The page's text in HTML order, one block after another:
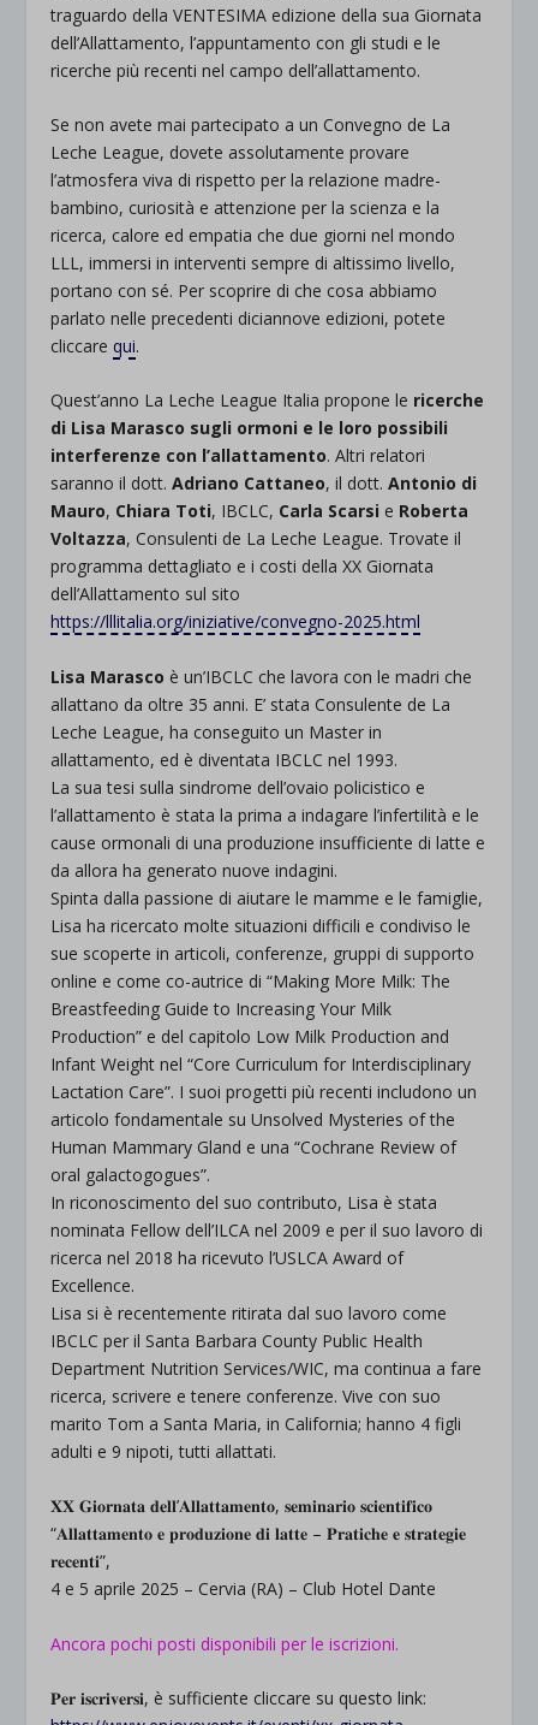
traguardo della VENTESIMA edizione della sua Giornata
dell’Allattamento, l’appuntamento con gli studi e le
ricerche più recenti nel campo dell’allattamento.
Se non avete mai partecipato a un Convegno de La
Leche League, dovete assolutamente provare
l’atmosfera viva di rispetto per la relazione madre-
bambino, curiosità e attenzione per la scienza e la
ricerca, calore ed empatia che due giorni nel mondo
LLL, immersi in interventi sempre di altissimo livello,
portano con sé. Per scoprire di che cosa abbiamo
parlato nelle precedenti diciannove edizioni, potete
cliccarequi.
Quest’anno La Leche League Italia propone le ricerche
di Lisa Marasco sugli ormoni e le loro possibili
interferenze con l’allattamento. Altri relatori
saranno il dott.Adriano Cattaneo, il dott.Antonio di
Mauro, Chiara Toti, IBCLC, Carla Scarsi e Roberta
Voltazza, Consulenti de La Leche League. Trovate il
programma dettagliato e i costi della XX Giornata
dell’Allattamento sul sito
https://lllitalia.org/iniziative/convegno-2025.html
Lisa Marasco è un’IBCLC che lavora con le madri che
allattano da oltre 35 anni. E’ stata Consulente de La
Leche League, ha conseguito un Master in
allattamento, ed è diventata IBCLC nel 1993.
La sua tesi sulla sindrome dell’ovaio policistico e
l’allattamento è stata la prima a indagare l’infertilità e le
cause ormonali di una produzione insufficiente di latte e
da allora ha generato nuove indagini.
Spinta dalla passione di aiutare le mamme e le famiglie,
Lisa ha ricercato molte situazioni difficili e condiviso le
sue scoperte in articoli, conferenze, gruppi di supporto
online e come co-autrice di “Making More Milk: The
Breastfeeding Guide to Increasing Your Milk
Production” e del capitolo Low Milk Production and
Infant Weight nel “Core Curriculum for Interdisciplinary
Lactation Care”. I suoi progetti più recenti includono un
articolo fondamentale su Unsolved Mysteries of the
Human Mammary Gland e una “Cochrane Review of
oral galactogogues”.
In riconoscimento del suo contributo, Lisa è stata
nominata Fellow dell’ILCA nel 2009 e per il suo lavoro di
ricerca nel 2018 ha ricevuto l’USLCA Award of
Excellence.
Lisa si è recentemente ritirata dal suo lavoro come
IBCLC per il Santa Barbara County Public Health
Department Nutrition Services/WIC, ma continua a fare
ricerca, scrivere e tenere conferenze. Vive con suo
marito Tom a Santa Maria, in California; hanno 4 figli
adulti e 9 nipoti, tutti allattati.
𝐗𝐗 𝐆𝐢𝐨𝐫𝐧𝐚𝐭𝐚 𝐝𝐞𝐥𝐥’𝐀𝐥𝐥𝐚𝐭𝐭𝐚𝐦𝐞𝐧𝐭𝐨, 𝐬𝐞𝐦𝐢𝐧𝐚𝐫𝐢𝐨 𝐬𝐜𝐢𝐞𝐧𝐭𝐢𝐟𝐢𝐜𝐨
“𝐀𝐥𝐥𝐚𝐭𝐭𝐚𝐦𝐞𝐧𝐭𝐨 𝐞 𝐩𝐫𝐨𝐝𝐮𝐳𝐢𝐨𝐧𝐞 𝐝𝐢 𝐥𝐚𝐭𝐭𝐞 – 𝐏𝐫𝐚𝐭𝐢𝐜𝐡𝐞 𝐞 𝐬𝐭𝐫𝐚𝐭𝐞𝐠𝐢𝐞
𝐫𝐞𝐜𝐞𝐧𝐭𝐢”,
4 e 5 aprile 2025 – Cervia (RA) – Club Hotel Dante
Ancora pochi posti disponibili per le iscrizioni.
𝐏𝐞𝐫 𝐢𝐬𝐜𝐫𝐢𝐯𝐞𝐫𝐬𝐢, è sufficiente cliccare su questo link: